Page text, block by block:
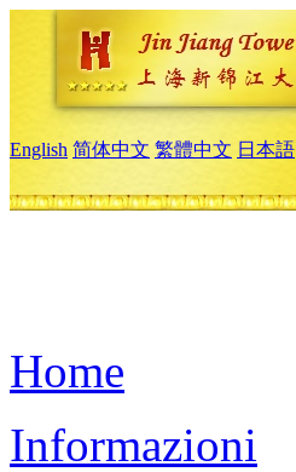
English 简体中文 繁體中文 日本語
Home
Informazioni